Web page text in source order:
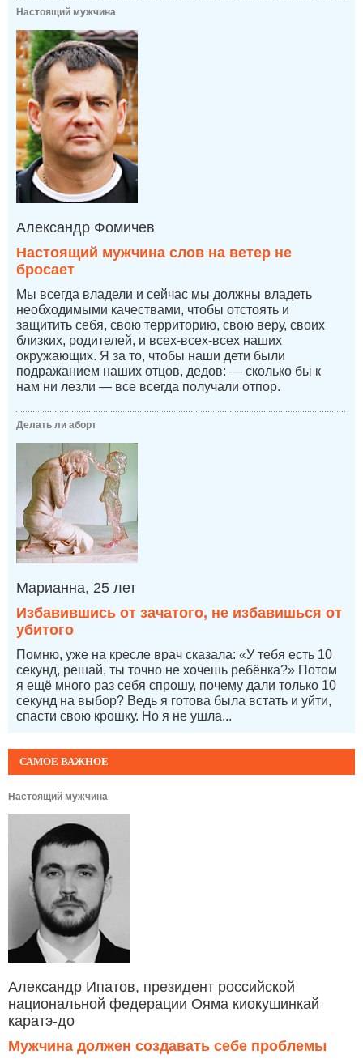
САМОЕ ВАЖНОЕ
Настоящий мужчина
Александр Ипатов, президент российской
национальной федерации Ояма киокушинкай
каратэ-до
Мужчина должен создавать себе проблемы
Настоящий мужчина
Александр Фомичев
Настоящий мужчина слов на ветер не
бросает
Мы всегда владели и сейчас мы должны владеть
необходимыми качествами, чтобы отстоять и
защитить себя, свою территорию, свою веру, своих
близких, родителей, и всех-всех-всех наших
окружающих. Я за то, чтобы наши дети были
подражанием наших отцов, дедов: — сколько бы к
нам ни лезли — все всегда получали отпор.
Делать ли аборт
Марианна, 25 лет
Избавившись от зачатого, не избавишься от
убитого
Помню, уже на кресле врач сказала: «У тебя есть 10
секунд, решай, ты точно не хочешь ребёнка?» Потом
я ещё много раз себя спрошу, почему дали только 10
секунд на выбор? Ведь я готова была встать и уйти,
спасти свою крошку. Но я не ушла...